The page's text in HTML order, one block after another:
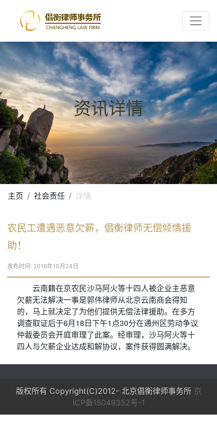
资讯详情
主页 社会责任 详情
农民工遭遇恶意欠薪，倡衡律师无偿倾情援
助！
发布时间: 2016年10月24日
云南籍在京农民沙马阿火等十四人被企业主恶意
欠薪无法解决一事是郭伟律师从北京云南商会得知
的，马上就决定了为他们提供无偿法律援助。在多方
调查取证后于6月18日下午1点30分在通州区劳动争议
仲裁委员会开庭审理了此案。经审理，沙马阿火等十
四人与欠薪企业达成和解协议，案件获得圆满解决。
版权所有 Copyright(C)2012- 北京倡衡律师事务所 京
ICP备15049352号-1